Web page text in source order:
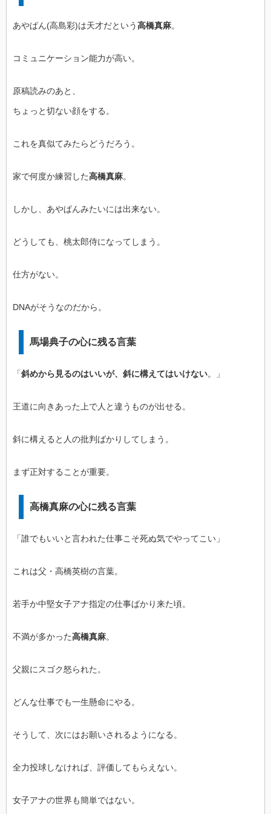
あやぱん(高島彩)は天才だという高橋真麻。
コミュニケーション能力が高い。
原稿読みのあと、
ちょっと切ない顔をする。
これを真似てみたらどうだろう。
家で何度か練習した高橋真麻。
しかし、あやぱんみたいには出来ない。
どうしても、桃太郎侍になってしまう。
仕方がない。
DNAがそうなのだから。
馬場典子の心に残る言葉
「斜めから見るのはいいが、斜に構えてはいけない。」
王道に向きあった上で人と違うものが出せる。
斜に構えると人の批判ばかりしてしまう。
まず正対することが重要。
高橋真麻の心に残る言葉
「誰でもいいと言われた仕事こそ死ぬ気でやってこい」
これは父・高橋英樹の言葉。
若手か中堅女子アナ指定の仕事ばかり来た頃。
不満が多かった高橋真麻。
父親にスゴク怒られた。
どんな仕事でも一生懸命にやる。
そうして、次にはお願いされるようになる。
全力投球しなければ、評価してもらえない。
女子アナの世界も簡単ではない。